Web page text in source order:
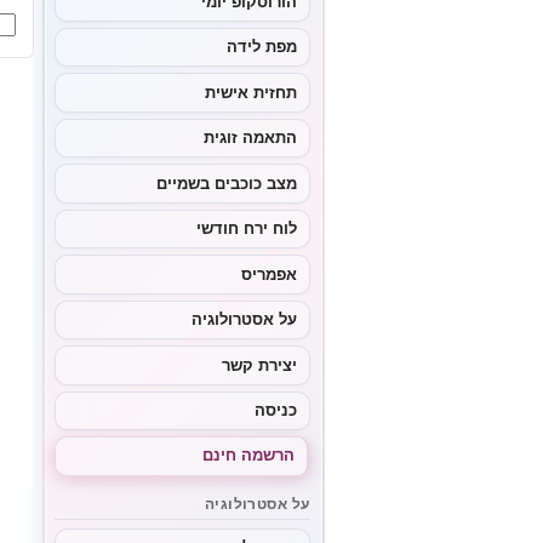
מפת לידה
תחזית אישית
התאמה זוגית
מצב כוכבים בשמיים
לוח ירח חודשי
אפמריס
על אסטרולוגיה
יצירת קשר
כניסה
הרשמה חינם
על אסטרולוגיה